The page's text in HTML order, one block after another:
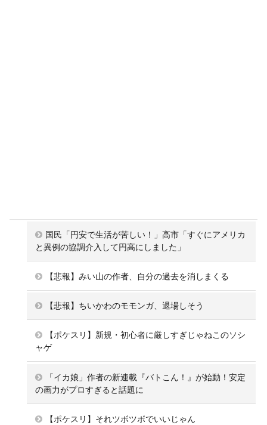
国民「円安で生活が苦しい！」高市「すぐにアメリカ
と異例の協調介入して円高にしました」
【悲報】みい山の作者、自分の過去を消しまくる
【悲報】ちいかわのモモンガ、退場しそう
【ポケスリ】新規・初心者に厳しすぎじゃねこのソシ
ャゲ
「イカ娘」作者の新連載『バトこん！』が始動！安定
の画力がプロすぎると話題に
【ポケスリ】それツボツボでいいじゃん